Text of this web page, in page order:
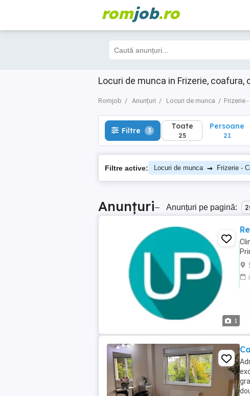
romjob.ro
Locuri de munca in Frizerie, coafura,
Romjob Anunțuri Locuri de munca Frizerie
Filtre 3 Toate
25
Filtre 3 Toate
25
Persoane
21
Filtre active: Locuri de munca → Frizerie -
Anunțuri– Anunțuri pe pagină:
1